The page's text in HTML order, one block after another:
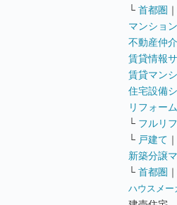
└ 首都圏 ｜
マンショ
不動産仲
賃貸情報
賃貸マン
住宅設備
リフォーム
└ フルリ
└ 戸建て ｜
新築分譲
└ 首都圏 ｜
ハウスメー